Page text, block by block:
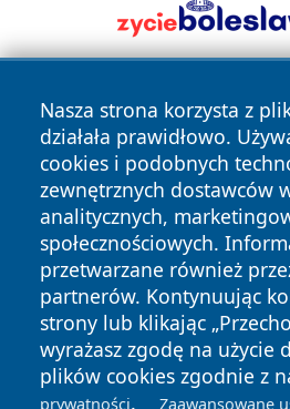
Nasza strona korzysta z
działała prawidłowo.
cookies i podobnych
zewnętrznych dostawców
analitycznych,
społecznościowych.
przetwarzane również
partnerów. Kontynuując
strony lub klikając
wyrażasz zgodę na użycie
plików cookies zgodnie z
prywatności. Zaawansowane
Copyright © 2026 faktybytom.pl
News Autorzy
Polityka
Prywatności